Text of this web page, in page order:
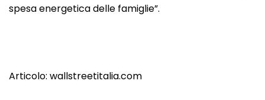
spesa energetica delle famiglie”.
Articolo: wallstreetitalia.com